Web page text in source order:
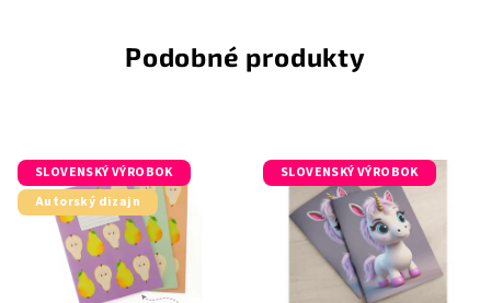
Podobné produkty
SLOVENSKÝ VÝROBOK
Autorský dizajn
SLOVENSKÝ VÝROBOK